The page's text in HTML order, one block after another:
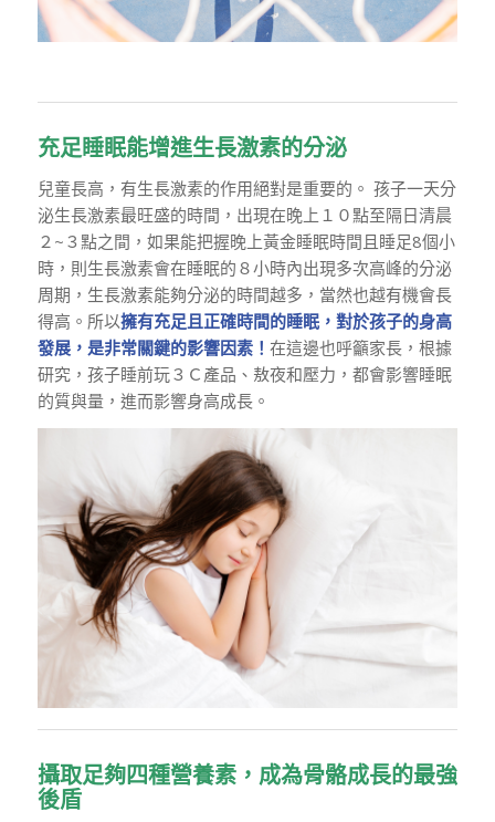
充足睡眠能增進生長激素的分泌
兒童長高，有生長激素的作用絕對是重要的。 孩子一天分
泌生長激素最旺盛的時間，出現在晚上１０點至隔日清晨
２~３點之間，如果能把握晚上黃金睡眠時間且睡足8個小
時，則生長激素會在睡眠的８小時內出現多次高峰的分泌
周期，生長激素能夠分泌的時間越多，當然也越有機會長
得高。所以擁有充足且正確時間的睡眠，對於孩子的身高
發展，是非常關鍵的影響因素！ 在這邊也呼籲家長，根據
研究，孩子睡前玩３Ｃ產品、敖夜和壓力，都會影響睡眠
的質與量，進而影響身高成長。
攝取足夠四種營養素，成為骨骼成長的最強
後盾